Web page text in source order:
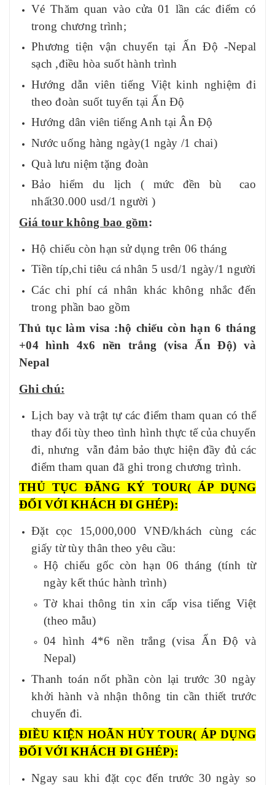
Vé Thăm quan vào cửa 01 lần các điểm có
trong chương trình;
Phương tiện vận chuyển tại Ấn Độ -Nepal
sạch ,điều hòa suốt hành trình
Hướng dẫn viên tiếng Việt kinh nghiệm đi
theo đoàn suốt tuyến tại Ấn Độ
Hướng dân viên tiếng Anh tại Ân Độ
Nước uống hàng ngày(1 ngày /1 chai)
Quà lưu niệm tặng đoàn
Bảo hiểm du lịch ( mức đền bù cao
nhất30.000 usd/1 người )
Giá tour không bao gồm:
Hộ chiếu còn hạn sử dụng trên 06 tháng
Tiền típ,chi tiêu cá nhân 5 usd/1 ngày/1 người
Các chi phí cá nhân khác không nhắc đến
trong phần bao gồm
Thủ tục làm visa :hộ chiếu còn hạn 6 tháng
+04 hình 4x6 nền trắng (visa Ấn Độ) và
Nepal
Ghi chú:
Lịch bay và trật tự các điểm tham quan có thể
thay đổi tùy theo tình hình thực tế của chuyến
đi, nhưng vẫn đảm bảo thực hiện đầy đủ các
điểm tham quan đã ghi trong chương trình.
THỦ TỤC ĐĂNG KÝ TOUR( ÁP DỤNG
ĐỐI VỚI KHÁCH ĐI GHÉP):
Đặt cọc 15,000,000 VNĐ/khách cùng các
giấy từ tùy thân theo yêu cầu:
Hộ chiếu gốc còn hạn 06 tháng (tính từ
ngày kết thúc hành trình)
Tờ khai thông tin xin cấp visa tiếng Việt
(theo mẫu)
04 hình 4*6 nền trắng (visa Ấn Độ và
Nepal)
Thanh toán nốt phần còn lại trước 30 ngày
khởi hành và nhận thông tin cần thiết trước
chuyến đi.
ĐIỀU KIỆN HOÃN HỦY TOUR( ÁP DỤNG
ĐỐI VỚI KHÁCH ĐI GHÉP):
Ngay sau khi đặt cọc đến trước 30 ngày so